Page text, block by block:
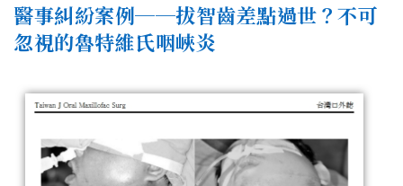
醫事糾紛案例──拔智齒差點過世？不可
忽視的魯特維氏咽峽炎